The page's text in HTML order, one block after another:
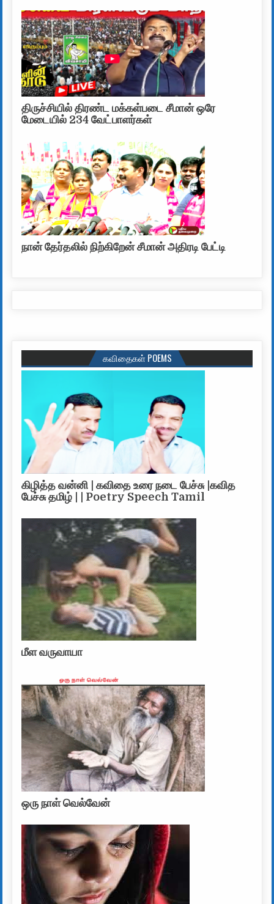
திருச்சியில் திரண்ட மக்கள்படை சீமான் ஒரே
மேடையில் 234 வேட்பாளர்கள்
நான் தேர்தலில் நிற்கிறேன் சீமான் அதிரடி பேட்டி
கவிதைகள் POEMS
கிழித்த வன்னி | கவிதை உரை நடை பேச்சு |கவித
பேச்சு தமிழ் | | Poetry Speech Tamil
மீள வருவாயா
ஒரு நாள் வெல்வேன்